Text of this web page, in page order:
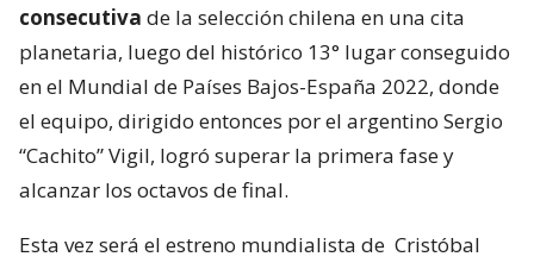
consecutiva de la selección chilena en una cita
planetaria, luego del histórico 13° lugar conseguido
en el Mundial de Países Bajos-España 2022, donde
el equipo, dirigido entonces por el argentino Sergio
“Cachito” Vigil, logró superar la primera fase y
alcanzar los octavos de final.
Esta vez será el estreno mundialista de Cristóbal